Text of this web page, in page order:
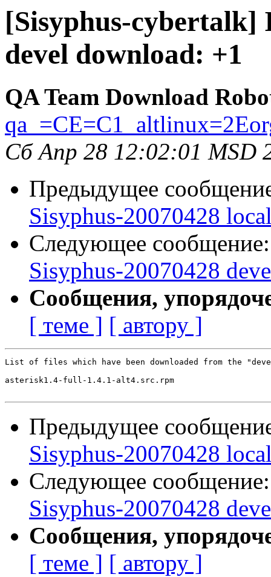
[Sisyphus-cybertalk]
devel download: +1
QA Team Download
Сб Апр 28 12:02:01 MSD
Предыдущее
Sisyphus-20070428
Следующее
Sisyphus-20070428
Сообщения,
[ теме ] [ автору ]
List of files which have been downloaded from the
asterisk1.4-full-1.4.1-alt4.src.rpm
Предыдущее
Sisyphus-20070428
Следующее
Sisyphus-20070428
Сообщения,
[ теме ] [ автору ]